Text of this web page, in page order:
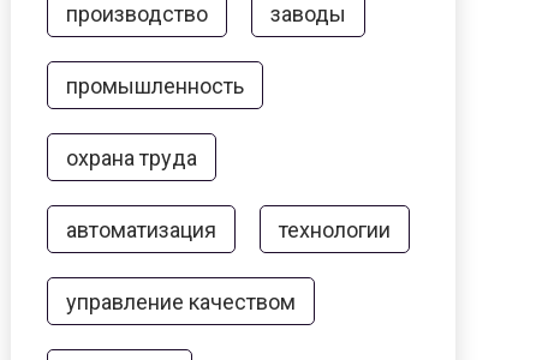
производство заводы
промышленность
охрана труда
автоматизация технологии
управление качеством